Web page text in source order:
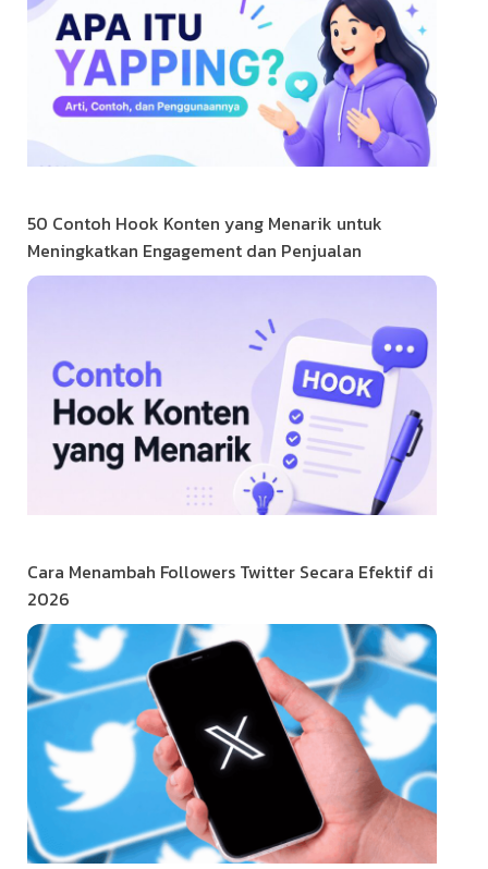
50 Contoh Hook Konten yang Menarik untuk
Meningkatkan Engagement dan Penjualan
Cara Menambah Followers Twitter Secara Efektif di
2026